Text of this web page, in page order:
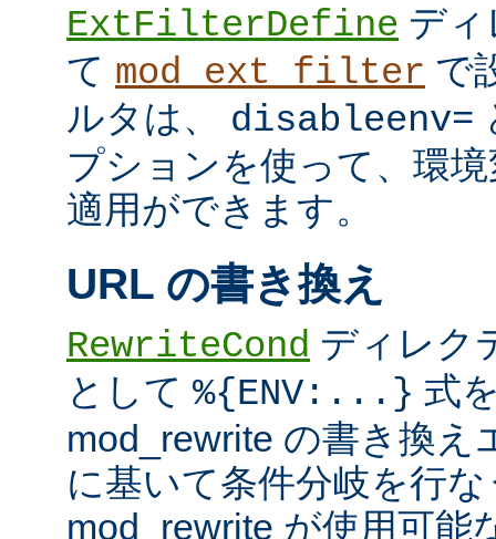
ExtFilterDefine デ
て mod_ext_filter で
ルタは、 disableenv=
プションを使って、環
適用ができます。
URL の書き換え
RewriteCond ディレク
として %{ENV:...} 式
mod_rewrite の書き換え
に基いて条件分岐を行
mod_rewrite が使用可能